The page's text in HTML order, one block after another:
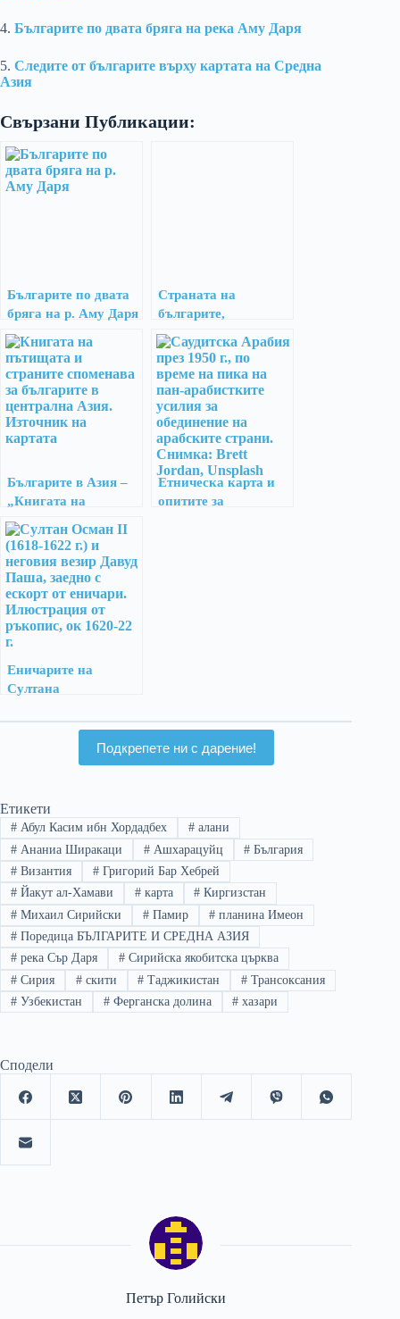
4. Българите по двата бряга на река Аму Даря
5. Следите от българите върху картата на Средна
Азия
Свързани Публикации:
Българите по двата
бряга на р. Аму Даря
Страната на
българите,
североизточно от
Самарканд
Българите в Азия –
„Книгата на
пътищата и
страните“ на Абул
Касим Ибн
Хордадбех
Етническа карта и
опитите за
Еничарите на
Султана
Подкрепете ни с дарение!
Етикети
#Абул Касим ибн Хордадбех #алани
#Ананиа Ширакаци #Ашхарацуйц # България
#Византия #Григорий Бар Хебрей
#Йакут ал-Хамави #карта # Киргизстан
#Михаил Сирийски #Памир # планина Имеон
#Поредица БЪЛГАРИТЕ И СРЕДНА АЗИЯ
#река Сър Даря #Сирийска якобитска църква
#Сирия #скити # Таджикистан # Трансоксания
#Узбекистан #Ферганска долина # хазари
Сподели
Петър Голийски